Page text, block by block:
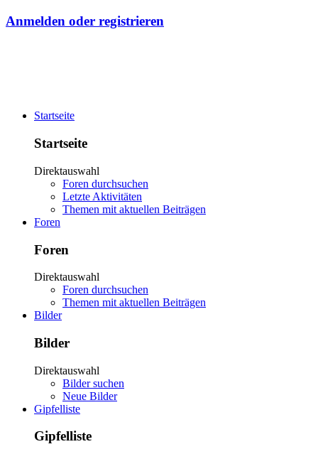
Anmelden oder registrieren
Startseite
Startseite
Direktauswahl
Foren durchsuchen
Letzte Aktivitäten
Themen mit aktuellen Beiträgen
Foren
Foren
Direktauswahl
Foren durchsuchen
Themen mit aktuellen Beiträgen
Bilder
Bilder
Direktauswahl
Bilder suchen
Neue Bilder
Gipfelliste
Gipfelliste